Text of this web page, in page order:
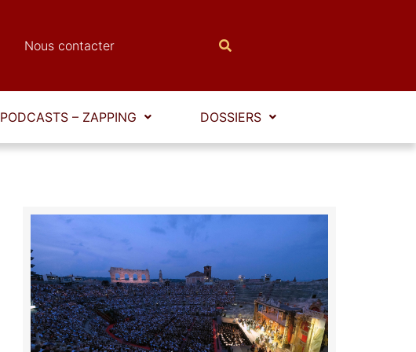
Nous contacter
PODCASTS – ZAPPING DOSSIERS